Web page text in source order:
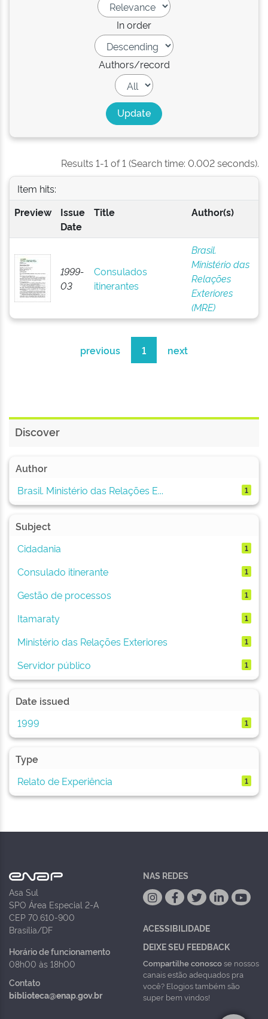
In order
Authors/record
Results 1-1 of 1 (Search time: 0.002 seconds).
Item hits:
Preview
Issue
Date
Title Author(s)
1999-
03
Consulados
itinerantes
Brasil.
Ministério das
Relações
Exteriores
(MRE)
previous 1 next
Discover
Author
Brasil. Ministério das Relações E...
1
Subject
Cidadania
1
Consulado itinerante 1
Gestão de processos 1
Itamaraty 1
Ministério das Relações Exteriores 1
Servidor público 1
Date issued
1999
1
Type
Relato de Experiência
1
Asa Sul
SPO Área Especial 2-A
CEP 70.610-900
Brasília/DF
Horário de funcionamento
08h00 às 18h00
Contato
biblioteca@enap.gov.br
NAS REDES
ACESSIBILIDADE
DEIXE SEU FEEDBACK
Compartilhe conoscose nossos
canais estão adequados pra
você? Elogios também são
super bem vindos!